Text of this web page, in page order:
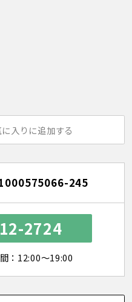
入りに追加する
245
2724
：12:00～19:00